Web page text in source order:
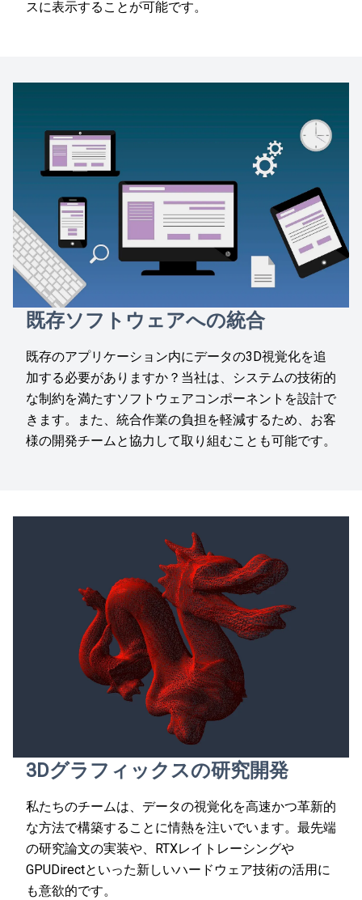
スに表示することが可能です。
既存ソフトウェアへの統合
既存のアプリケーション内にデータの3D視覚化を追
加する必要がありますか？当社は、システムの技術的
な制約を満たすソフトウェアコンポーネントを設計で
きます。また、統合作業の負担を軽減するため、お客
様の開発チームと協力して取り組むことも可能です。
3Dグラフィックスの研究開発
私たちのチームは、データの視覚化を高速かつ革新的
な方法で構築することに情熱を注いでいます。最先端
の研究論文の実装や、RTXレイトレーシングや
GPUDirectといった新しいハードウェア技術の活用に
も意欲的です。